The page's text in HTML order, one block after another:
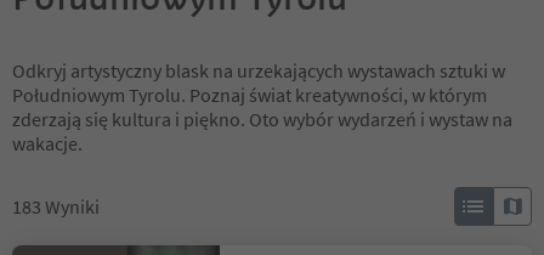
Odkryj artystyczny blask na urzekających wystawach sztuki w
Południowym Tyrolu. Poznaj świat kreatywności, w którym
zderzają się kultura i piękno. Oto wybór wydarzeń i wystaw na
wakacje.
183 Wyniki